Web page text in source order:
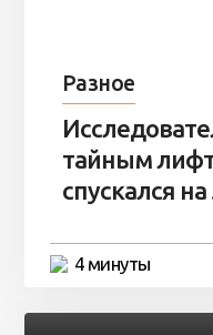
Разное
тайным
спускался на
4 минуты